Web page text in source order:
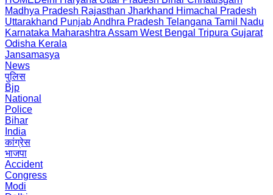
Madhya Pradesh Rajasthan Jharkhand Himachal Pradesh
Uttarakhand PunjabAndhra Pradesh Telangana Tamil Nadu
Karnataka Maharashtra Assam West Bengal Tripura Gujarat
Odisha Kerala
Jansamasya
News
पुलिस
Bjp
National
Police
Bihar
India
कांग्रेस
भाजपा
Accident
Congress
Modi